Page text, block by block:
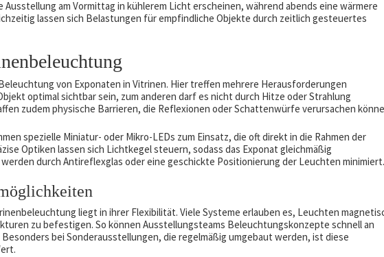
Ausstellung am Vormittag in kühlerem Licht erscheinen, während abends eine wärmere
lassen sich Belastungen für empfindliche Objekte durch zeitlich gesteuertes
von Exponaten in Vitrinen. Hier treffen mehrere Herausforderungen
optimal sichtbar sein, zum anderen darf es nicht durch Hitze oder Strahlung
zudem physische Barrieren, die Reflexionen oder Schattenwürfe verursachen
spezielle Miniatur- oder Mikro-LEDs zum Einsatz, die oft direkt in die Rahmen der
Optiken lassen sich Lichtkegel steuern, sodass das Exponat gleichmäßig
durch Antireflexglas oder eine geschickte Positionierung der Leuchten minimiert.
liegt in ihrer Flexibilität. Viele Systeme erlauben es, Leuchten
zu befestigen. So können Ausstellungsteams Beleuchtungskonzepte schnell an
bei Sonderausstellungen, die regelmäßig umgebaut werden, ist diese